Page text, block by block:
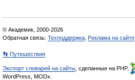
© Академик, 2000-2026
Обратная связь: Техподдержка Реклама на сайте
👣 Путешествия
Экспорт словарей на сайты , сделанные на PHP,
WordPress, MODx.